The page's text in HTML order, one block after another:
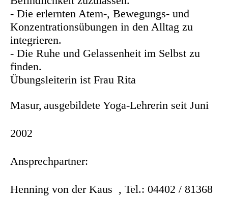
- Die erlernten Atem-, Bewegungs- und
Konzentrationsübungen in den Alltag zu
integrieren.
- Die Ruhe und Gelassenheit im Selbst zu
finden.
Übungsleiterin ist Frau Rita
Masur, ausgebildete Yoga-Lehrerin seit Juni
2002
Ansprechpartner:
Henning von der Kaus , Tel.: 04402 / 81368